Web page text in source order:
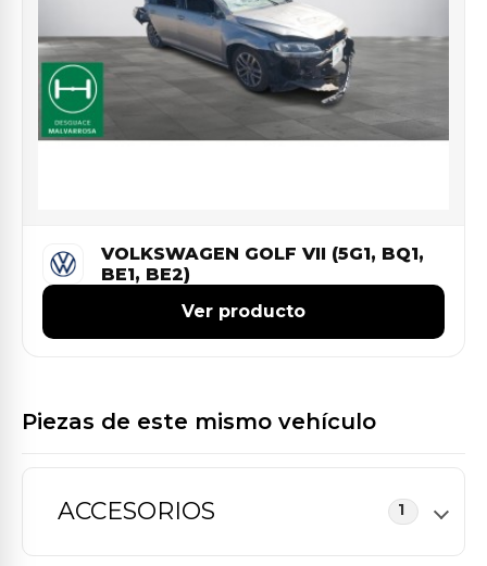
VOLKSWAGEN GOLF VII (5G1, BQ1,
BE1, BE2)
Ver producto
Piezas de este mismo vehículo
ACCESORIOS 1